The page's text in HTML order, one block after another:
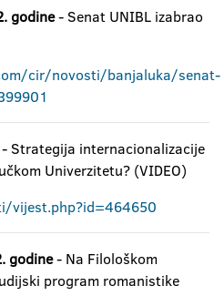
godine- Senat UNIBL izabrao
cir/novosti/banjaluka/senat-
Strategija internacionalizacije
Univerzitetu? (VIDEO)
godine- Na Filološkom
program romanistike